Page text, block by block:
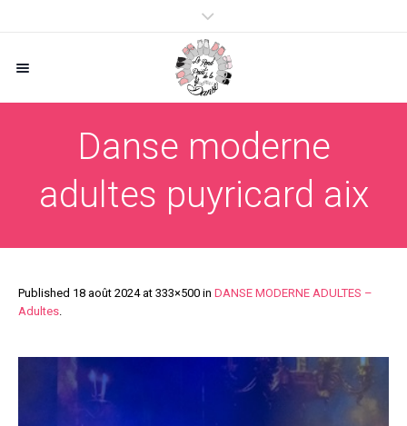
Danse moderne
adultes puyricard aix
Published 18 août 2024at 333×500 in DANSE MODERNE ADULTES –
Adultes.